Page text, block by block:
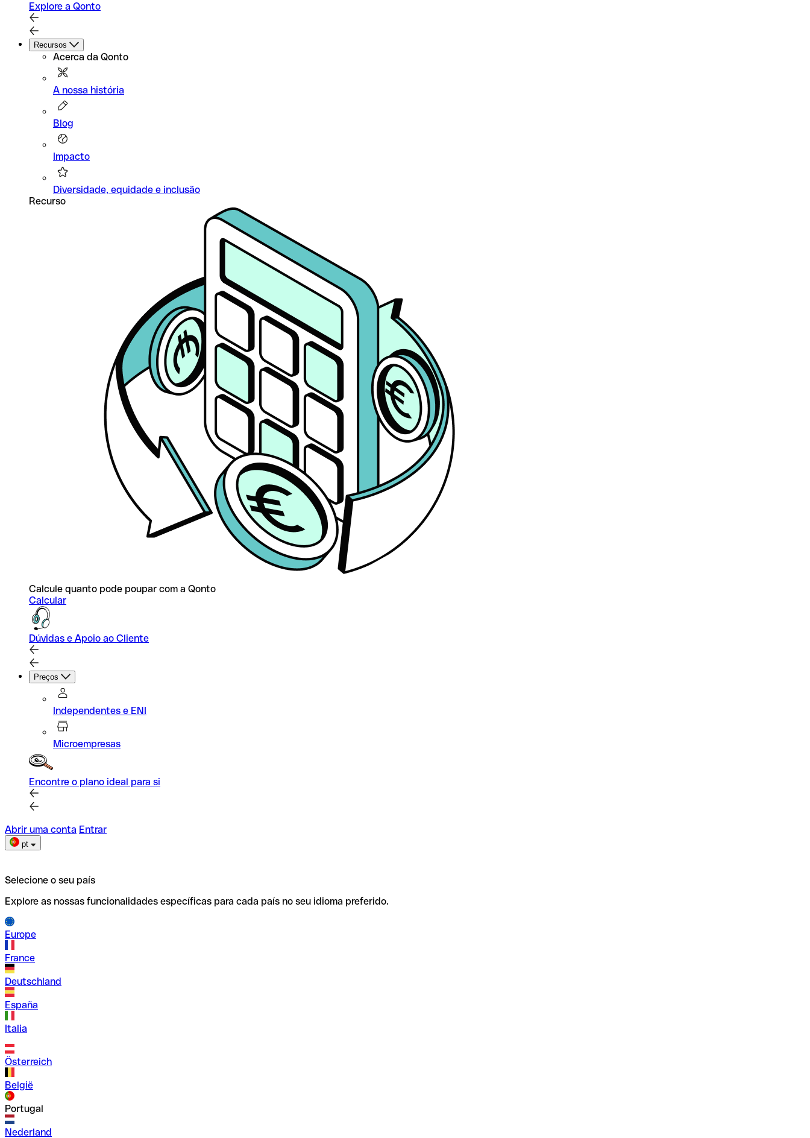
Explore a Qonto
Recursos
Acerca da Qonto
A nossa história
Blog
Impacto
Diversidade, equidade e inclusão
Recurso
Calcule quanto pode poupar com a Qonto
Calcular
Dúvidas e Apoio ao Cliente
Preços
Independentes e ENI
Microempresas
Encontre o plano ideal para si
Abrir uma conta Entrar
pt
Selecione o seu país
Explore as nossas funcionalidades específicas para cada país no seu idioma preferido.
Europe
France
Deutschland
España
Italia
Österreich
België
Portugal
Nederland